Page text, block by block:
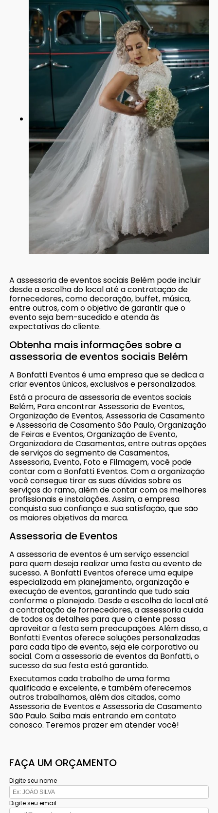
A assessoria de eventos sociais Belém pode incluir
desde a escolha do local até a contratação de
fornecedores, como decoração, buffet, música,
entre outros, com o objetivo de garantir que o
evento seja bem-sucedido e atenda às
expectativas do cliente.
Obtenha mais informações sobre a
assessoria de eventos sociais Belém
A Bonfatti Eventos é uma empresa que se dedica a
criar eventos únicos, exclusivos e personalizados.
Está a procura de assessoria de eventos sociais
Belém, Para encontrar Assessoria de Eventos,
Organização de Eventos, Assessoria de Casamento
e Assessoria de Casamento São Paulo, Organização
de Feiras e Eventos, Organização de Evento,
Organizadora de Casamentos, entre outras opções
de serviços do segmento de Casamentos,
Assessoria, Evento, Foto e Filmagem, você pode
contar com a Bonfatti Eventos. Com a organização
você consegue tirar as suas dúvidas sobre os
serviços do ramo, além de contar com os melhores
profissionais e instalações. Assim, a empresa
conquista sua confiança e sua satisfação, que são
os maiores objetivos da marca.
Assessoria de Eventos
A assessoria de eventos é um serviço essencial
para quem deseja realizar uma festa ou evento de
sucesso. A Bonfatti Eventos oferece uma equipe
especializada em planejamento, organização e
execução de eventos, garantindo que tudo saia
conforme o planejado. Desde a escolha do local até
a contratação de fornecedores, a assessoria cuida
de todos os detalhes para que o cliente possa
aproveitar a festa sem preocupações. Além disso, a
Bonfatti Eventos oferece soluções personalizadas
para cada tipo de evento, seja ele corporativo ou
social. Com a assessoria de eventos da Bonfatti, o
sucesso da sua festa está garantido.
Executamos cada trabalho de uma forma
qualificada e excelente, e também oferecemos
outros trabalhamos, além dos citados, como
Assessoria de Eventos e Assessoria de Casamento
São Paulo. Saiba mais entrando em contato
conosco. Teremos prazer em atender você!
FAÇA UM ORÇAMENTO
Digite seu nome
Digite seu email